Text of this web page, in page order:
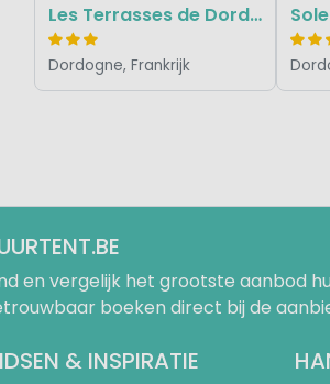
Les Terrasses de Dordogne
Dordogne, Frankrijk
en vergelijk het grootste aanbod
boeken direct bij de
& INSPIRATIE